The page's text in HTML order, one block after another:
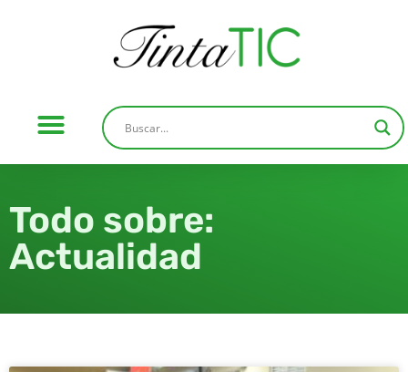
Todo sobre:
Actualidad